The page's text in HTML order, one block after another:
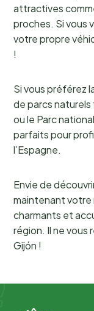
attractives
proches. Si vous
votre propre
!
Si vous préférez
de parcs naturels
ou le Parc
parfaits pour
l’Espagne.
Envie de
maintenant votre
charmants et
région. Il ne vous
Gijón !